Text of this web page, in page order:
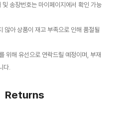
송장번호는 마이페이지에서 확인 가능
않아 상품이 재고 부족으로 인해 품절될
위해 유선으로 연락드릴 예정이며, 부재
다.
Returns